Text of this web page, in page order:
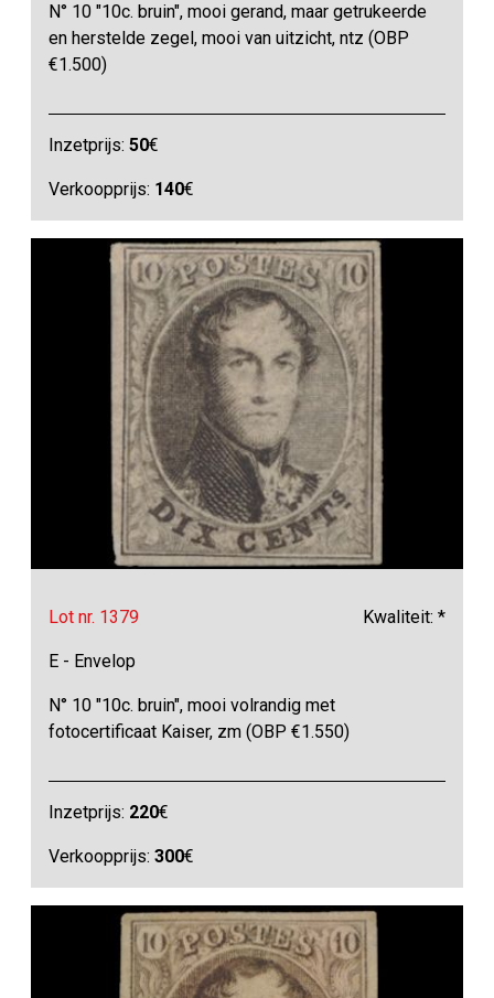
N° 10 "10c. bruin", mooi gerand, maar getrukeerde
en herstelde zegel, mooi van uitzicht, ntz (OBP
€1.500)
Inzetprijs:50€
Verkoopprijs: 140€
Lot nr. 1379 Kwaliteit: *
E - Envelop
N° 10 "10c. bruin", mooi volrandig met
fotocertificaat Kaiser, zm (OBP €1.550)
Inzetprijs: 220€
Verkoopprijs:300€